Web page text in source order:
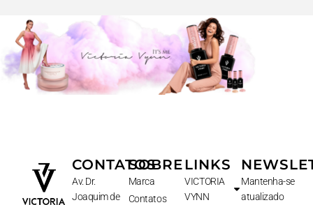
CONTATOS
Av. Dr.
Joaquim de
SOBRE
Marca
Contatos
LINKS
VICTORIA
VYNN
Mantenha-se
atualizado